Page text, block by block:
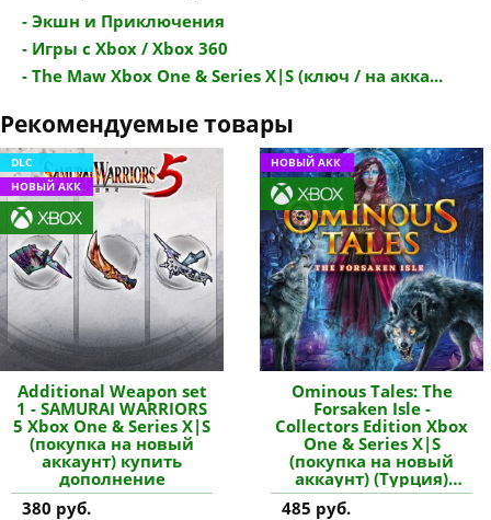
- Экшн и Приключения
- Игры с Xbox / Xbox 360
- The Maw Xbox One & Series X|S (ключ / на акка...
Рекомендуемые товары
DLC
НОВЫЙ АКК
Additional Weapon set
1 - SAMURAI WARRIORS
5 Xbox One & Series X|S
(покупка на новый
аккаунт) купить
дополнение
380 руб.
НОВЫЙ АКК
Ominous Tales: The
Forsaken Isle -
Collectors Edition Xbox
One & Series X|S
(покупка на новый
аккаунт) (Турция)
купить игру
485 руб.